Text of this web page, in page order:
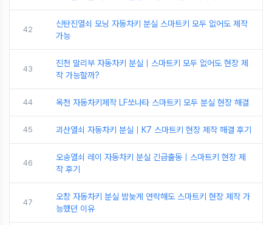
42
신탄진열쇠 모닝 자동차키 분실 스마트키 모두 없어도 제작
가능
43
진천 말리부 자동차키 분실｜스마트키 모두 없어도 현장 제
작 가능할까?
44 옥천 자동차키제작 LF쏘나타 스마트키 모두 분실 현장 해결
45 괴산열쇠 자동차키 분실｜K7 스마트키 현장 제작 해결 후기
46
오송열쇠 레이 자동차키 분실 긴급출동｜스마트키 현장 제
작 후기
47
오창 자동차키 분실 밤늦게 연락해도 스마트키 현장 제작 가
능했던 이유